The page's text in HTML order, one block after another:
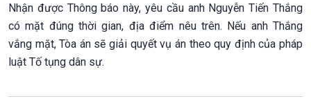
Nhận được Thông báo này, yêu cầu anh Nguyễn Tiến Thắng
có mặt đúng thời gian, địa điểm nêu trên. Nếu anh Thắng
vắng mặt, Tòa án sẽ giải quyết vụ án theo quy định của pháp
luật Tố tụng dân sự.